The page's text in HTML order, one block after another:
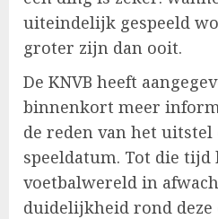
uiteindelijk gespeeld
groter zijn dan ooit.
De KNVB heeft
binnenkort meer
de reden van het uitstel
speeldatum. Tot die tijd
voetbalwereld in
duidelijkheid rond deze